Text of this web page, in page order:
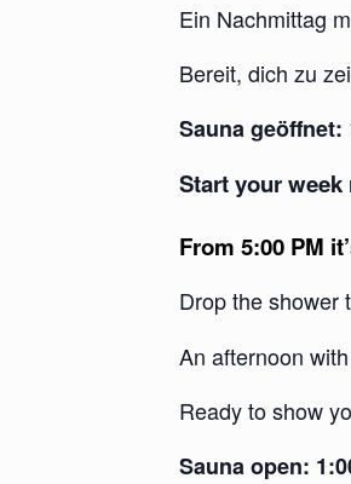
Ein Nachmittag
Bereit, dich zu
Sauna geöffnet:
Start your
From 5:00 PM
Drop the shower
An afternoon
Ready to show
Sauna open: